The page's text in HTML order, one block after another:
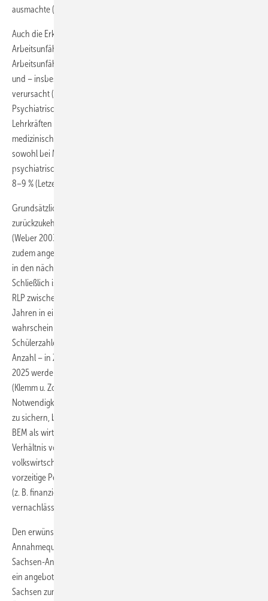
ausmachte (Letzel et al. 2017).
Auch die Erkrankungsart hat einen großen Einfluss auf die
Arbeitsunfähigkeitsdauer (AU-Dauer). Besonders viele
Arbeitsunfähigkeitstage (AU-Tage) werden durch Tumorerkrankungen
und – insbesondere bei Frauen – durch psychische Störungen
verursacht (Techniker Krankenkasse 2018; Knieps u. Pfaff 2018).
Psychiatrische Erkrankungen spielen bei der Dienstunfähigkeit von
Lehrkräften in RLP ebenfalls eine große Rolle. So waren die
medizinischen Hintergründe der zugrunde liegenden Erkrankungen
sowohl bei Männern als auch bei Frauen überwiegend (über 60 %)
psychiatrischer Art, gefolgt von internistischen Erkrankungen mit ca.
8–9 % (Letzel et al. 2017).
Grundsätzlich sinkt die Wahrscheinlichkeit, wieder in den Beruf
zurückzukehren, drastisch, je länger eine Arbeitsunfähigkeit anhält
(Weber 2003). Das unterstreicht die Notwendigkeit eines BEM. Es muss
zudem angenommen werden, dass die Relevanz von BEM an Schulen
in den nächsten Jahren und Jahrzehnten noch steigen wird.
Schließlich ist der aktuell größte Anteil an schulischen Bediensteten in
RLP zwischen 40 und 49 Jahre alt und kommt somit in den nächsten
Jahren in ein Alter, in dem die Notwendigkeit eines BEM
wahrscheinlicher wird. Gleichzeitig wird prognostiziert, dass die
Schülerzahlen – nach einer längeren Periode mit abnehmender
Anzahl – in Zukunft wieder stärker ansteigen werden. Für das Jahr
2025 werden ca. 4 % mehr Schüler erwartet als es heute der Fall ist
(Klemm u. Zorn 2017). Zusammengenommen rückt dies die
Notwendigkeit, die Gesundheit und Dienstfähigkeit von Bediensteten
zu sichern, besonders in den Vordergrund. Zudem erweist sich ein
BEM als wirtschaftliches Instrument, mit einem Kosten-Nutzen-
Verhältnis von 1:4,8 (Faßmann u. Emmert 2010). Neben den enormen
volkswirtschaftlichen Kosten, die ein vorzeitiger Ruhestand bzw. eine
vorzeitige Pension verursacht, sind auch die individuellen Kosten
(z. B. finanzieller Art, Verlust von Arbeit und Anerkennung) nicht zu
vernachlässigen (Prümper et al. 2015).
Den erwünschten Aspekten eines BEM steht gegenüber, dass dessen
Annahmequote gering zu sein scheint – zumindest im Schulkontext. In
Sachsen-Anhalt haben lediglich 26 % der schulischen Bediensteten
ein angebotenes BEM angenommen (Ciechanowicz et al. 2016), in
Sachsen zumindest etwas mehr als ein Drittel (Seidler u. Seibt 2014).